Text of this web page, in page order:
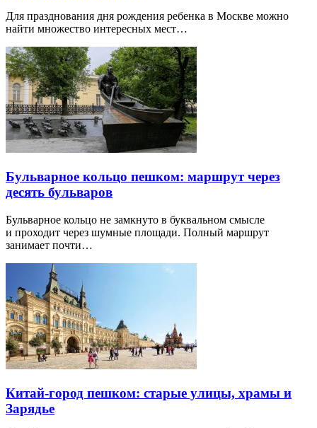
Для празднования дня рождения ребенка в Москве можно
найти множество интересных мест…
Бульварное кольцо пешком: маршрут через
десять бульваров
Бульварное кольцо не замкнуто в буквальном смысле
и проходит через шумные площади. Полный маршрут
занимает почти…
Китай-город пешком: старые улицы, храмы и
Зарядье